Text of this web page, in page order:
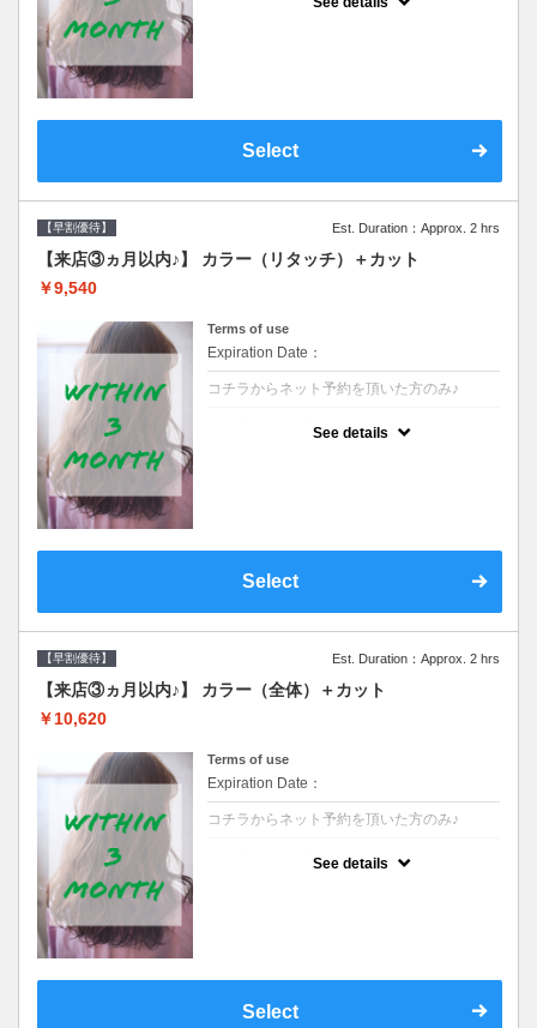
Select
【早割優待】 Est. Duration：Approx. 2 hrs
【来店③ヵ月以内♪】 カラー（リタッチ）＋カット
￥9,540
Terms of use
Expiration Date：
コチラからネット予約を頂いた方のみ♪
See details
Select
【早割優待】 Est. Duration：Approx. 2 hrs
【来店③ヵ月以内♪】 カラー（全体）＋カット
￥10,620
Terms of use
Expiration Date：
コチラからネット予約を頂いた方のみ♪
See details
Select